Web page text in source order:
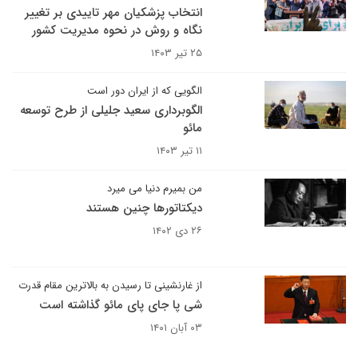
انتخاب پزشکیان مهر تاییدی بر تغییر
نگاه و روش در نحوه مدیریت کشور
۲۵ تیر ۱۴۰۳
الگویی که از ایران دور است
الگوبرداری سعید جلیلی از طرح توسعه
مائو
۱۱ تیر ۱۴۰۳
من بمیرم دنیا می میرد
دیکتاتورها چنین هستند
۲۶ دی ۱۴۰۲
از غارنشینی تا رسیدن به بالاترین مقام قدرت
شی پا جای پای مائو گذاشته است
۰۳ آبان ۱۴۰۱